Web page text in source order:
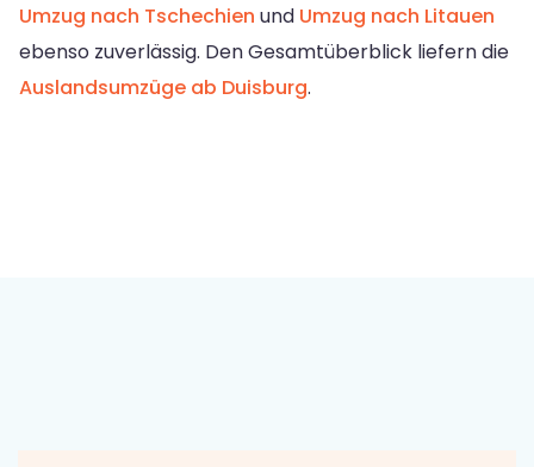
Umzug nach Tschechien und Umzug nach Litauen
ebenso zuverlässig. Den Gesamtüberblick liefern die
Auslandsumzüge ab Duisburg.